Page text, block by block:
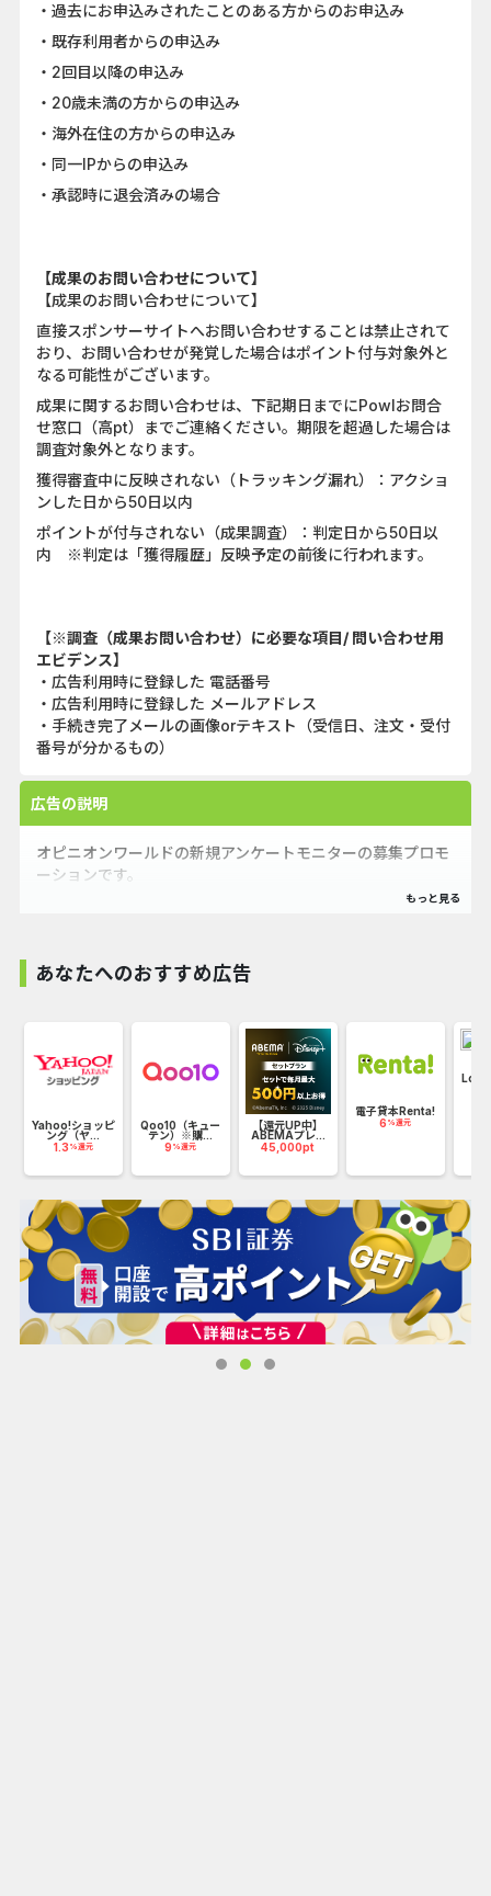
・過去にお申込みされたことのある方からのお申込み
・既存利用者からの申込み
・2回目以降の申込み
・20歳未満の方からの申込み
・海外在住の方からの申込み
・同一IPからの申込み
・承認時に退会済みの場合
【成果のお問い合わせについて】
【成果のお問い合わせについて】
直接スポンサーサイトへお問い合わせすることは禁止されて
おり、お問い合わせが発覚した場合はポイント付与対象外と
なる可能性がございます。
成果に関するお問い合わせは、下記期日までにPowlお問合
せ窓口（高pt）までご連絡ください。期限を超過した場合は
調査対象外となります。
獲得審査中に反映されない（トラッキング漏れ）：アクショ
ンした日から50日以内
ポイントが付与されない（成果調査）：判定日から50日以
内 ※判定は「獲得履歴」反映予定の前後に行われます。
【※調査（成果お問い合わせ）に必要な項目/ 問い合わせ用
エビデンス】
・広告利用時に登録した 電話番号
・広告利用時に登録した メールアドレス
・手続き完了メールの画像orテキスト（受信日、注文・受付
番号が分かるもの）
広告の説明
オピニオンワールドの新規アンケートモニターの募集プロモ
ーションです。
アンケート回答ごとにもらえる報酬ポイントは、様々な商品
あなたへのおすすめ広告
Yahoo!ショッピ
ング（ヤ...
1.3 %還元
Qoo10（キュー
テン）※購...
9 %還元
【還元UP中】
ABEMAプレ...
45,000pt
電子貸本Renta!
6 %還元